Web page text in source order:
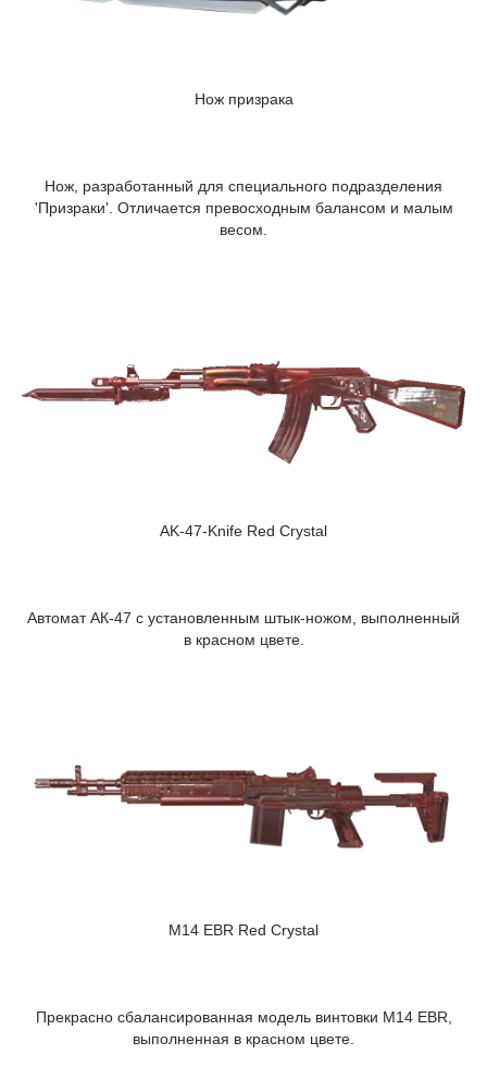
Нож призрака
Нож, разработанный для специального подразделения
'Призраки'. Отличается превосходным балансом и малым
весом.
AK-47-Knife Red Crystal
Автомат АК-47 с установленным штык-ножом, выполненный
в красном цвете.
M14 EBR Red Crystal
Прекрасно сбалансированная модель винтовки M14 EBR,
выполненная в красном цвете.